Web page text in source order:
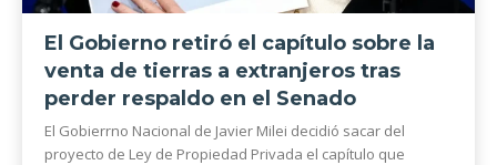
El Gobierno retiró el capítulo sobre la
venta de tierras a extranjeros tras
perder respaldo en el Senado
El Gobierrno Nacional de Javier Milei decidió sacar del
proyecto de Ley de Propiedad Privada el capítulo que